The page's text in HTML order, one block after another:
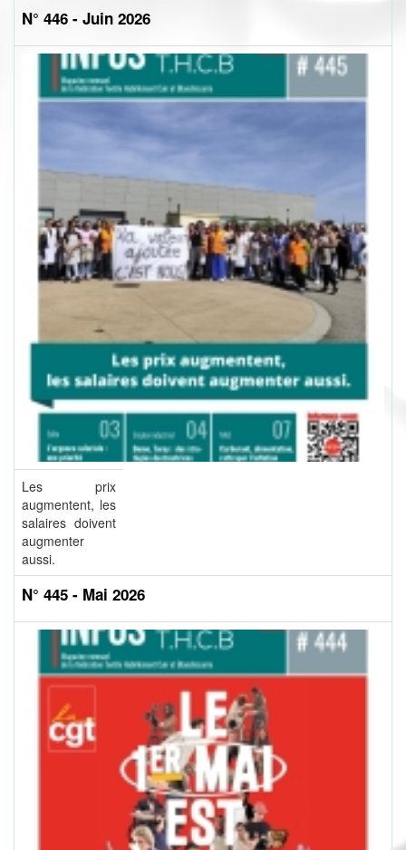
N° 446 - Juin 2026
Les prix
augmentent, les
salaires doivent
augmenter
aussi.
N° 445 - Mai 2026